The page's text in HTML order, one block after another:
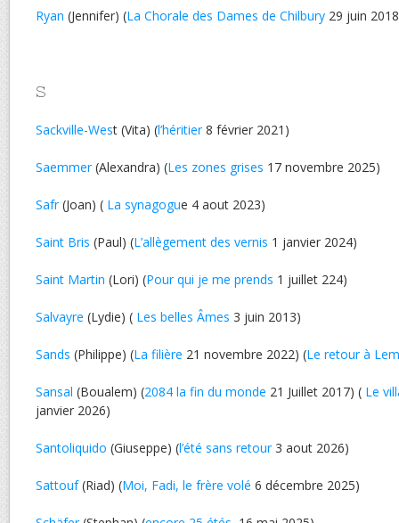
Ryan (Jennifer) (La Chorale des Dames de Chilbury 29 juin
S
Sackville-West (Vita) (l’héritier8 février 2021)
Saemmer(Alexandra) (Les zones grises 17 novembre 2025)
Safr(Joan) ( La synagogue 4 aout 2023)
Saint Bris (Paul) (L’allègement des vernis 1 janvier 2024)
Saint Martin (Lori) (Pour qui je me prends 1 juillet 224)
Salvayre (Lydie) ( Les belles Âmes 3 juin 2013)
Sands (Philippe) (La filière 21 novembre 2022) (Le retour à
Sansal (Boualem) (2084 la fin du monde 21 Juillet 2017) ( Le
janvier 2026)
Santoliquido (Giuseppe) (l’été sans retour3 aout 2026)
Sattouf(Riad) (Moi, Fadi, le frère volé 6 décembre 2025)